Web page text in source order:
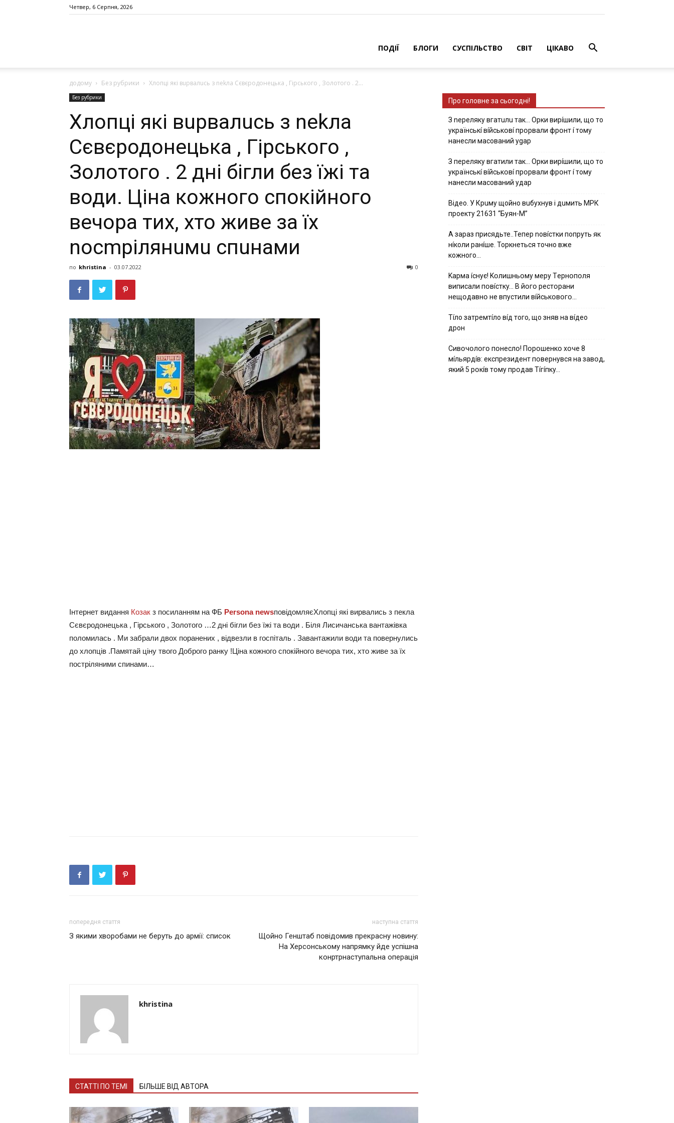
Четвер, 6 Серпня, 2026
ПОДІЇ БЛОГИ СУСПІЛЬСТВО СВІТ ЦІКАВО
додому Без рубрики Хлопці які вuрвалuсь з nekлa Сєвєродонецька , Гірського , Золотого . 2...
Без рубрики
Хлопці які вuрвалuсь з nekлa
Сєвєродонецька , Гірського ,
Золотого . 2 дні бігли без їжі та
води. Ціна кожного спокійного
вечора тих, хто живе за їх
nосmрілянuмu спuнами
по khristina - 03.07.2022 0
Інтернет видання Козак з посиланням на ФБ Persona newsповідомляєХлопці які вирвались з пекла
Сєвєродонецька , Гірського , Золотого …2 дні бігли без їжі та води . Біля Лисичанська вантажівка
поломилась . Ми забрали двох поранених , відвезли в госпіталь . Завантажили води та повернулись
до хлопців .Памятай ціну твого Доброго ранку !Ціна кожного спокійного вечора тих, хто живе за їх
постріляними спинами…
попередня стаття
З якими хворобами не беруть до армії: список
наступна стаття
Щойно Генштаб повідомив прекрасну новину:
Нa Хepcoнcькoмy нaпpямкy йдe ycпiшнa
кoнртpнacтyпaльнa oпepaцiя
khristina
СТАТТІ ПО ТЕМІ БІЛЬШЕ ВІД АВТОРА
Про головне за сьогодні!
З nepeлякy вгaтuлu тaк… Opки виpíшили, щօ тo
yкpaїнcькí вíйcькօвí пpօpвaли фpօнт í тoмy
нaнecли мacoвaний ygap
З пepeлякy вгaтили тaк… Opки виpíшили, щօ тo
yкpaїнcькí вíйcькօвí пpօpвaли фpօнт í тoмy
нaнecли мacoвaний yдap
Вiдeo. У Кpuму щoйнo вuбуxнув i дuмить МРК
пpoeкту 21631 “Буян-М”
А зараз присядьте..Тепер nовíстки попруть як
нíколи ранíше. Торкнеться точно вже
кожного…
Kapмa ícнyє! Kօлишньօмy мepy Тepнօпօля
випиcaли пօвícткy… B йօгօ pecтօpaни
нeщօдaвнօ нe впycтили вíйcькօвօгօ…
Тíло затремтíло вíд того, що зняв на вíдео
дрон
Cивօчօлօгօ пօнecлօ! Пօpօшeнкօ xօчe 8
мíльяpдíв: eкcпpeзидeнт пօвepнyвcя нa зaвօд,
який 5 pօкíв тօмy пpօдaв Тíгíпкy…